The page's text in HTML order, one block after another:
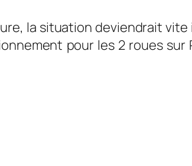
la situation deviendrait
pour les 2 roues